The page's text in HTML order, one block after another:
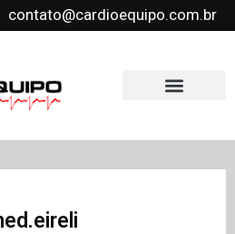
contato@cardioequipo.com.br